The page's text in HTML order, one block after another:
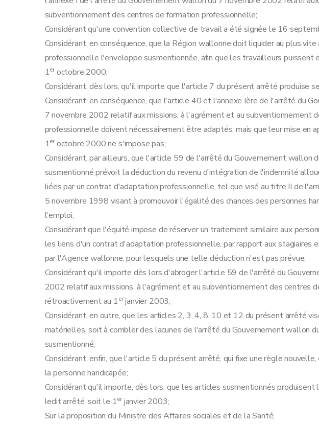
subventionnement des centres de formation professionnelle;
Considérant qu'une convention collective de travail a été signée le 16
Considérant, en conséquence, que la Région wallonne doit liquider au plus
professionnelle l'enveloppe susmentionnée, afin que les travailleurs puissent
1eroctobre 2000;
Considérant, dès lors, qu'il importe que l'article 7 du présent arrêté produise
Considérant, en conséquence, que l'article 40 et l'annexe Ière de l'arrêté du
7 novembre 2002 relatif aux missions, à l'agrément et au subventionnement
professionnelle doivent nécessairement être adaptés, mais que leur mise en
1eroctobre 2000 ne s'impose pas;
Considérant, par ailleurs, que l'article 59 de l'arrêté du Gouvernement wallon
susmentionné prévoit la déduction du revenu d'intégration de l'indemnité
liées par un contrat d'adaptation professionnelle, tel que visé au titre II de
5 novembre 1998 visant à promouvoir l'égalité des chances des personnes
l'emploi;
Considérant que l'équité impose de réserver un traitement similaire aux
les liens d'un contrat d'adaptation professionnelle, par rapport aux stagiaires
par l'Agence wallonne, pour lesquels une telle déduction n'est pas prévue;
Considérant qu'il importe dès lors d'abroger l'article 59 de l'arrêté du
2002 relatif aux missions, à l'agrément et au subventionnement des centres
rétroactivement au 1erjanvier 2003;
Considérant, en outre, que les articles 2, 3, 4, 8, 10 et 12 du présent arrêté
matérielles, soit à combler des lacunes de l'arrêté du Gouvernement wallon
susmentionné;
Considérant, enfin, que l'article 5 du présent arrêté, qui fixe une règle
la personne handicapée;
Considérant qu'il importe, dès lors, que les articles susmentionnés
ledit arrêté, soit le 1er janvier 2003;
Sur la proposition du Ministre des Affaires sociales et de la Santé;